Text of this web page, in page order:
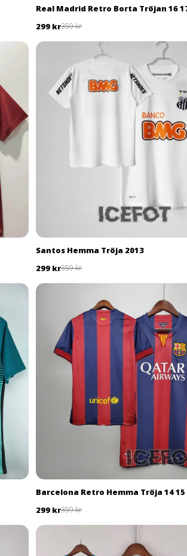
Real Madrid Retro Borta Tröjan 16
299 kr359 kr
Santos Hemma Tröja 2013
299 kr359 kr
Barcelona Retro Hemma Tröja 14 15
299 kr359 kr